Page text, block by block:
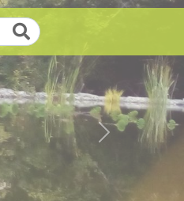
Successivo